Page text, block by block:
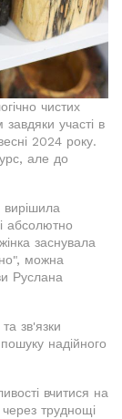
чистих
участі в
2024 року.
але до
вирішила
абсолютно
заснувала
можна
Руслана
зв'язки
надійного
вчитися на
труднощі